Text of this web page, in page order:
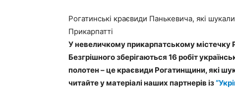
Рогатинські краєвиди Панькевича, які
Прикарпатті
У невеличкому прикарпатському містечку
Безгрішного зберігаються 16 робіт
полотен – це краєвиди Рогатинщини, які
читайте у матеріалі наших партнерів із